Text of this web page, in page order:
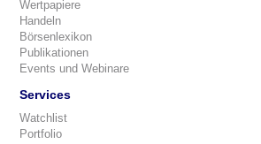
Wertpapiere
Handeln
Börsenlexikon
Publikationen
Events und Webinare
Services
Watchlist
Portfolio